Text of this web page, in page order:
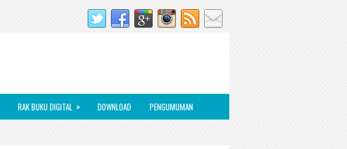
RAK BUKU DIGITAL » DOWNLOAD PENGUMUMAN